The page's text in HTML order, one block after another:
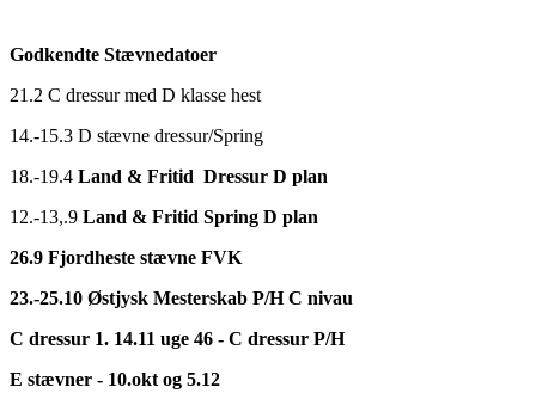
Godkendte Stævnedatoer
21.2 C dressur med D klasse hest
14.-15.3 D stævne dressur/Spring
18.-19.4 Land & Fritid Dressur D plan
12.-13,.9 Land & Fritid Spring D plan
26.9 Fjordheste stævne FVK
23.-25.10 Østjysk Mesterskab P/H C nivau
C dressur 1. 14.11 uge 46 - C dressur P/H
E stævner - 10.okt og 5.12